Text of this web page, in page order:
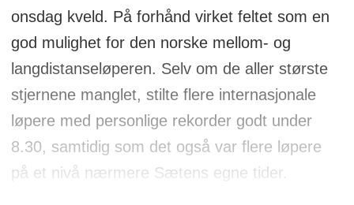
onsdag kveld. På forhånd virket feltet som en
god mulighet for den norske mellom- og
langdistanseløperen. Selv om de aller største
stjernene manglet, stilte flere internasjonale
løpere med personlige rekorder godt under
8.30, samtidig som det også var flere løpere
på et nivå nærmere Sætens egne tider.